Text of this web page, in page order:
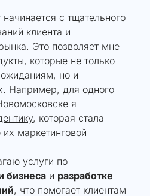
с тщательного
клиента и
Это позволяет мне
которые не только
ожиданиям, но и
Например, для одного
я
, которая стала
маркетинговой
услуги по
бизнеса и разработке
, что помогает клиентам